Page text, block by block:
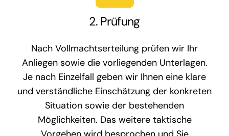
2. Prüfung
Nach Vollmachtserteilung prüfen wir Ihr
Anliegen sowie die vorliegenden Unterlagen.
Je nach Einzelfall geben wir Ihnen eine klare
und verständliche Einschätzung der konkreten
Situation sowie der bestehenden
Möglichkeiten. Das weitere taktische